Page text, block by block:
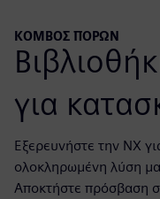
ΚΌΜΒΟΣ ΠΌΡΩΝ
για
Εξερευνήστε την NX
ολοκληρωμένη λύση
Αποκτήστε πρόσβαση